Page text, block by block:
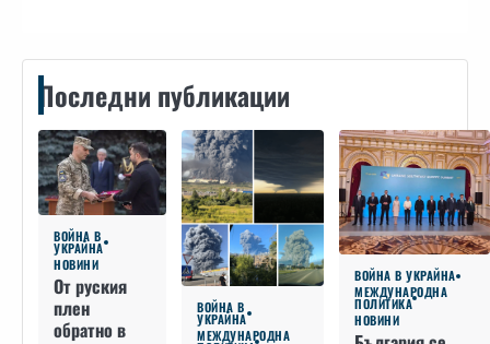
Последни публикации
ВОЙНА В
УКРАЙНА
НОВИНИ
От руския
плен
обратно в
ВОЙНА В
УКРАЙНА
МЕЖДУНАРОДНА
ВОЙНА В УКРАЙНА
МЕЖДУНАРОДНА
ПОЛИТИКА
НОВИНИ